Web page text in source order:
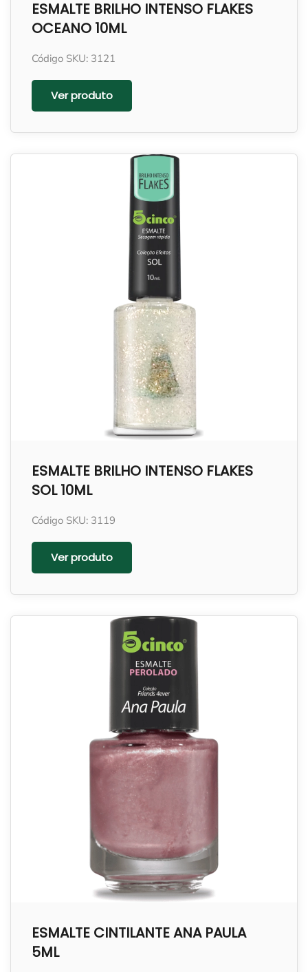
ESMALTE BRILHO INTENSO FLAKES
OCEANO 10ML
Código SKU: 3121
Ver produto
ESMALTE BRILHO INTENSO FLAKES
SOL 10ML
Código SKU: 3119
Ver produto
ESMALTE CINTILANTE ANA PAULA
5ML